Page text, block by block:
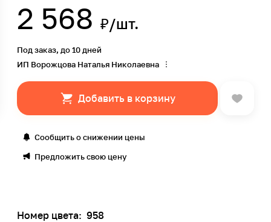
2 568 ₽/шт.
Под заказ, до 10 дней
ИП Ворожцова Наталья Николаевна
Добавить в корзину
Сообщить о снижении цены
Предложить свою цену
Номер цвета: 958